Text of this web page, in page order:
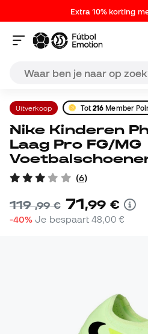
Extra 10% korting
Uitverkoop Tot216 Member
Nike Kinderen Phantom 6
Laag Pro FG/MG
(6)
119,99 € 71,99 €
-40% Je bespaart48,00 €